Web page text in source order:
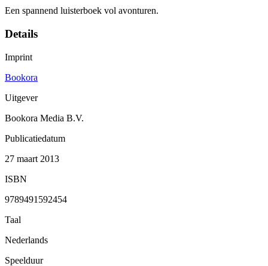
Een spannend luisterboek vol avonturen.
Details
Imprint
Bookora
Uitgever
Bookora Media B.V.
Publicatiedatum
27 maart 2013
ISBN
9789491592454
Taal
Nederlands
Speelduur